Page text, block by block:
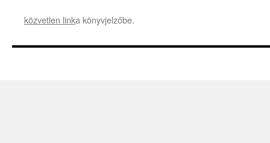
közvetlen linka könyvjelzőbe.